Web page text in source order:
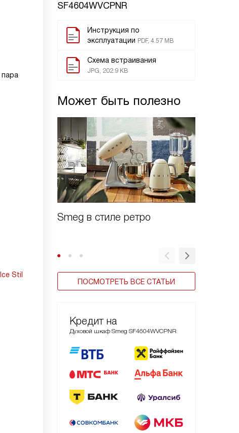
SF4604WVCPNR
Инструкция по
эксплуатации PDF, 4.57 MB
Схема встраивания
JPG, 202.9 KB
Может быть полезно
Smeg в стиле ретро
ПОСМОТРЕТЬ ВСЕ СТАТЬИ
Кредит на
Духовой шкаф Smeg SF4604WVCPNR
Stil